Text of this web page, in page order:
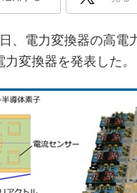
、電力変換器の高電
変換器を発表した。